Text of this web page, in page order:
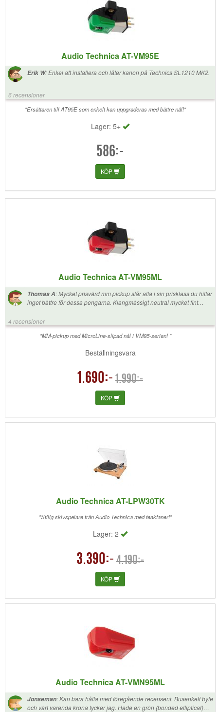
Audio Technica AT-VM95E
Erik W:Enkel att installera och låter kanon på Technics SL1210 MK2.
6 recensioner
"Ersättaren till AT95E som enkelt kan uppgraderas med bättre nål!"
Lager: 5+
586:-
KÖP
Audio Technica AT-VM95ML
Thomas A:Mycket prisvärd mm pickup slår alla i sin prisklass du hittar
inget bättre för dessa pengarna. Klangmässigt neutral mycket fint
4 recensioner
"MM-pickup med MicroLine-slipad nål i VM95-serien! "
Beställningsvara
1.690:- 1.990:-
KÖP
Audio Technica AT-LPW30TK
"Stilig skivspelare från Audio Technica med teakfaner!"
Lager: 2
3.390:- 4.190:-
KÖP
Audio Technica AT-VMN95ML
Jonseman:Kan bara hålla med föregående recensent. Busenkelt byte
och värt varenda krona tycker jag. Hade en grön (bonded elliptical)